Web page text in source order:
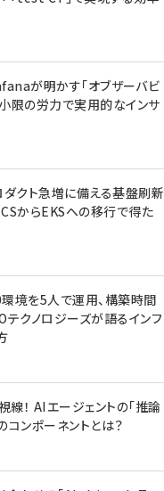
が明かす「オブザーバビ
限の労力で実用的なインサ
ダクト急増に備える基盤刷新
からEKSへの移行で得た
環境を5人で運用、構築時間
クノロジーズが語るインフ
！ AIエージェントの「推論
コンポーネントとは？